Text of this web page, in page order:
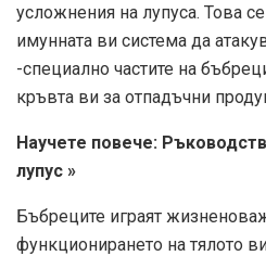
усложнения на лупуса. Това
имунната ви система да
-специално частите на
кръвта ви за отпадъчни
Научете повече:
лупус »
Бъбреците играят
функционирането на тялото